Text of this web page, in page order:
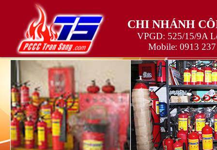
CHI NHÁNH
VPGD: 525/15/9A
Mobile: 0913